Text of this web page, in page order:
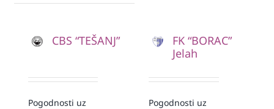
CBS “TEŠANJ”
Pogodnosti uz
FK “BORAC”
Jelah
Pogodnosti uz